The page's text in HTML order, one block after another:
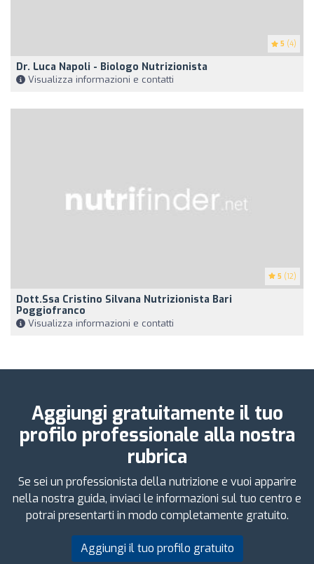
5 (4)
Dr. Luca Napoli - Biologo Nutrizionista
Visualizza informazioni e contatti
5 (12)
Dott.ssa Cristino Silvana Nutrizionista Bari
Poggiofranco
Visualizza informazioni e contatti
Aggiungi gratuitamente il tuo
profilo professionale alla nostra
rubrica
Se sei un professionista della nutrizione e vuoi apparire
nella nostra guida, inviaci le informazioni sul tuo centro e
potrai presentarti in modo completamente gratuito.
Aggiungi il tuo profilo gratuito